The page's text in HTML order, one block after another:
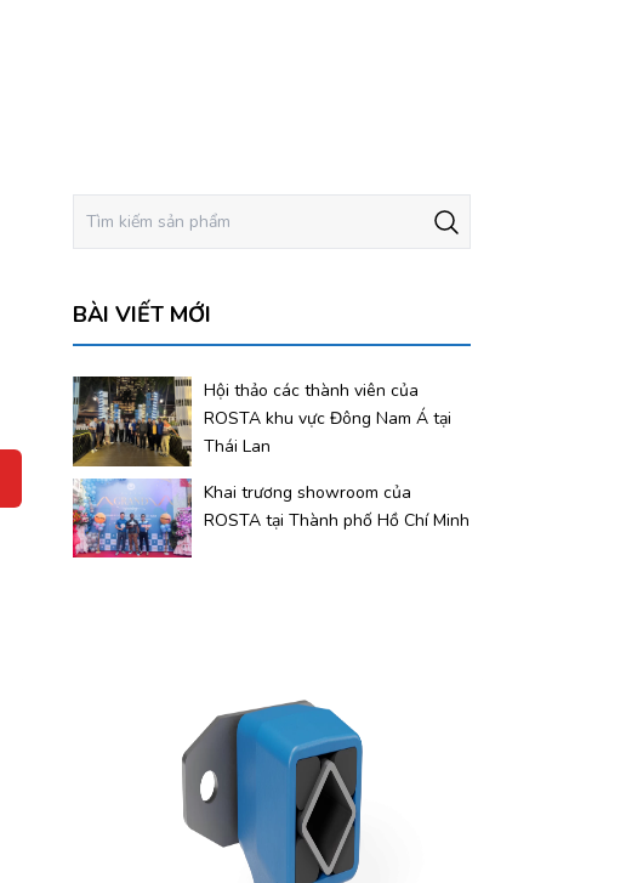
BÀI VIẾT MỚI
Hội thảo các thành viên của
ROSTA khu vực Đông Nam Á tại
Thái Lan
Khai trương showroom của
ROSTA tại Thành phố Hồ Chí Minh